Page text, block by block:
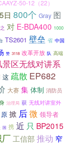
50-12（22）
日 800个 Gray 图
之 对 E-BDA400 1000
TS2601 壁垒 省 中国
赞 3118 改革开放 队 高端
景区无线对讲系
这 疏散 EP682
大赛 集 体制 消防员
治理局 获 无线对讲室外
原 掀 后微 领导者
国 携 近 只 BP2015
工信部 推动 窄